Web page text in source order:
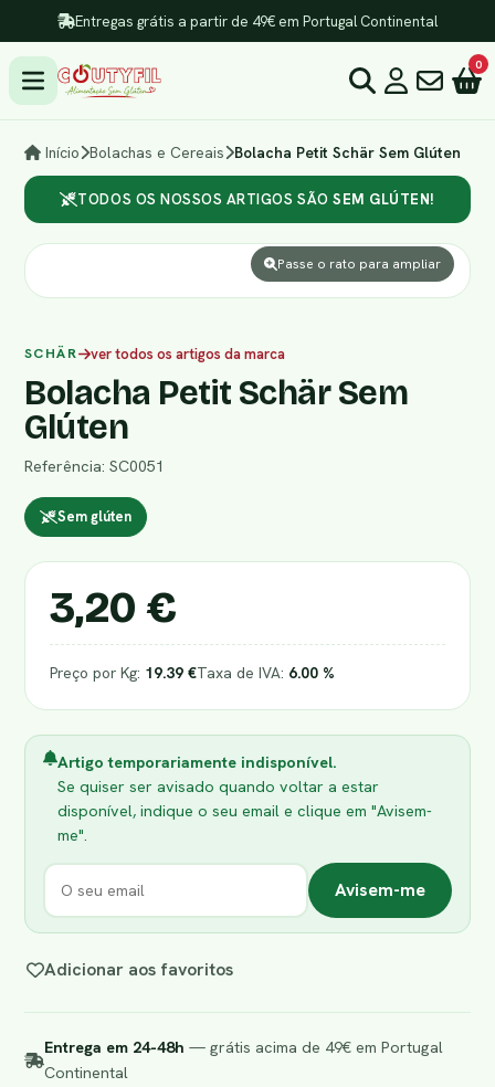
Entregas grátis a partir de 49€ em Portugal Continental
0
Início Bolachas e Cereais Bolacha Petit Schär Sem Glúten
TODOS OS NOSSOS ARTIGOS SÃO SEM GLÚTEN!
Passe o rato para ampliar
SCHÄR ver todos os artigos da marca
Bolacha Petit Schär Sem
Glúten
Referência: SC0051
Sem glúten
3,20 €
Preço por Kg: 19.39 €Taxa de IVA: 6.00 %
Artigo temporariamente indisponível.
Se quiser ser avisado quando voltar a estar
disponível, indique o seu email e clique em "Avisem-
me".
Avisem-me
Adicionar aos favoritos
Entrega em 24-48h — grátis acima de 49€ em Portugal
Continental